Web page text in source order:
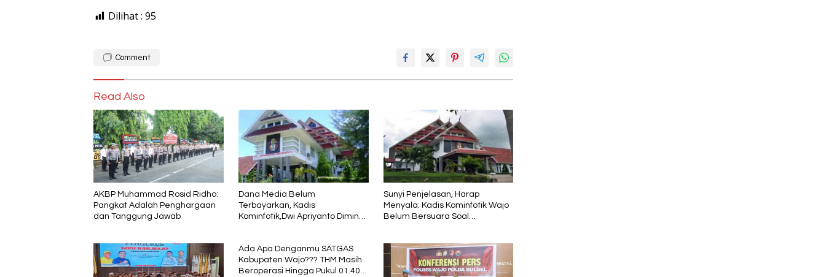
Dilihat : 95
Comment
Read Also
AKBP Muhammad Rosid Ridho:
Pangkat Adalah Penghargaan
dan Tanggung Jawab
Dana Media Belum
Terbayarkan, Kadis
Kominfotik,Dwi Apriyanto Diminta
Sunyi Penjelasan, Harap
Menyala: Kadis Kominfotik Wajo
Belum Bersuara Soal
Ada Apa Denganmu SATGAS
Kabupaten Wajo??? THM Masih
Beroperasi Hingga Pukul 01.40